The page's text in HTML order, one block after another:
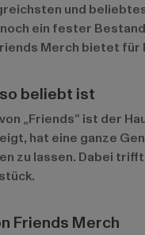
und
ein fester
Merch bietet
beliebt ist
„Friends“ ist der
hat eine ganze
zu lassen. Dabei
Friends Merch